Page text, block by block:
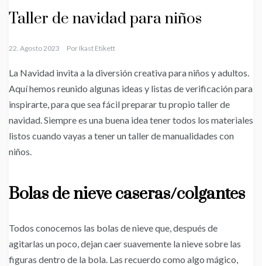
Taller de navidad para niños
22. Agosto 2023 Por Ikast Etikett
La Navidad invita a la diversión creativa para niños y adultos.
Aquí hemos reunido algunas ideas y listas de verificación para
inspirarte, para que sea fácil preparar tu propio taller de
navidad. Siempre es una buena idea tener todos los materiales
listos cuando vayas a tener un taller de manualidades con
niños.
Bolas de nieve caseras/colgantes
Todos conocemos las bolas de nieve que, después de
agitarlas un poco, dejan caer suavemente la nieve sobre las
figuras dentro de la bola. Las recuerdo como algo mágico,